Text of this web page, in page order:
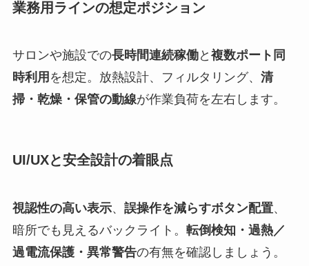
業務用ラインの想定ポジション
サロンや施設での長時間連続稼働と 複数ポート同
時利用 を想定。放熱設計、フィルタリング、 清
掃・乾燥・保管の動線が作業負荷を左右します。
UI/UXと安全設計の着眼点
視認性の高い表示、 誤操作を減らすボタン配置、
暗所でも見えるバックライト。 転倒検知・過熱／
過電流保護・異常警告の有無を確認しましょう。